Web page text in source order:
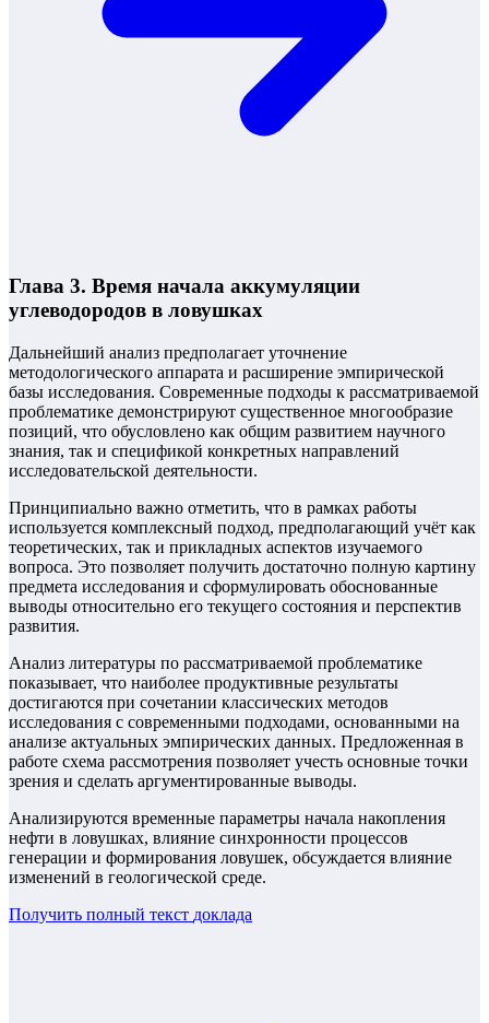
Глава 3. Время начала аккумуляции
углеводородов в ловушках
Дальнейший анализ предполагает уточнение
методологического аппарата и расширение эмпирической
базы исследования. Современные подходы к рассматриваемой
проблематике демонстрируют существенное многообразие
позиций, что обусловлено как общим развитием научного
знания, так и спецификой конкретных направлений
исследовательской деятельности.
Принципиально важно отметить, что в рамках работы
используется комплексный подход, предполагающий учёт как
теоретических, так и прикладных аспектов изучаемого
вопроса. Это позволяет получить достаточно полную картину
предмета исследования и сформулировать обоснованные
выводы относительно его текущего состояния и перспектив
развития.
Анализ литературы по рассматриваемой проблематике
показывает, что наиболее продуктивные результаты
достигаются при сочетании классических методов
исследования с современными подходами, основанными на
анализе актуальных эмпирических данных. Предложенная в
работе схема рассмотрения позволяет учесть основные точки
зрения и сделать аргументированные выводы.
Анализируются временные параметры начала накопления
нефти в ловушках, влияние синхронности процессов
генерации и формирования ловушек, обсуждается влияние
изменений в геологической среде.
Получить полный текст доклада